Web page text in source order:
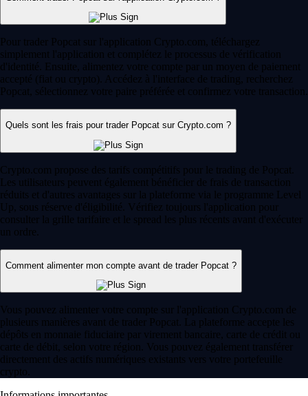
Pays
90
Utilisateurs
150 M
Qu'est-ce que le trading sur Popcat ?
Le trading sur Popcat consiste à acheter et vendre cet actif sur le
marché des cryptomonnaies. Les participants échangent des devises
fiduciaires ou d'autres actifs numériques contre du Popcat afin de tirer
parti des mouvements du marché. Pour une expérience fluide,
beaucoup choisissent des plateformes reconnues comme l'application
Crypto.com pour accéder à une grande liquidité et à des données en
Comment apprendre à trader Popcat ?
Pour apprendre à trader Popcat, les débutants doivent commencer par
étudier l'actif et comprendre la dynamique du marché. Ensuite, il